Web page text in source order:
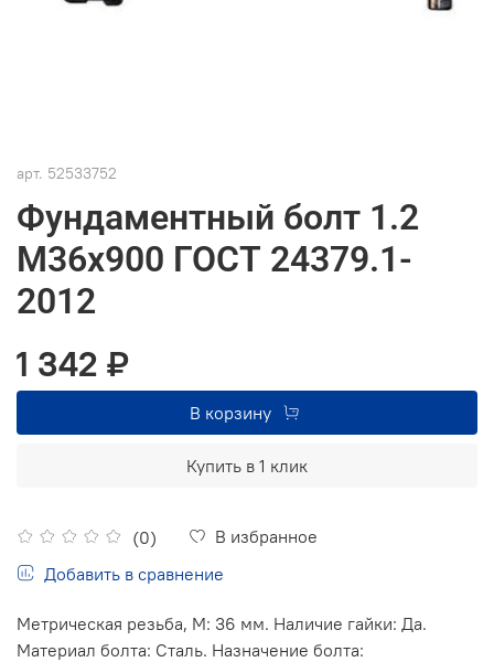
арт. 52533752
Фундаментный болт 1.2
М36х900 ГОСТ 24379.1-
2012
(0)
В избранное
Добавить в сравнение
1 342 ₽
В корзину
Купить в 1 клик
Метрическая резьба, М: 36 мм. Наличие гайки: Да.
Материал болта: Сталь. Назначение болта: